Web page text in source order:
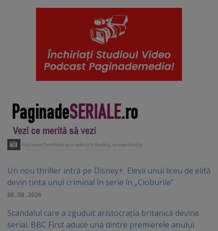
Un nou thriller intră pe Disney+. Elevii unui liceu de elită
devin ținta unui criminal în serie în „Cioburile”
06.08.2026
Scandalul care a zguduit aristocrația britanică devine
serial. BBC First aduce una dintre premierele anului